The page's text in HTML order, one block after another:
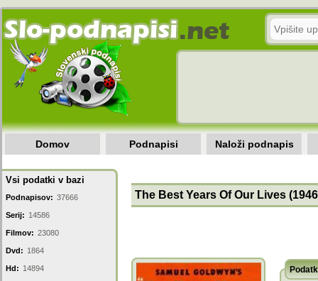
Domov Podnapisi Naloži podnapis
Vsi podatki v bazi
Podnapisov: 37666
Serij: 14586
Filmov: 23080
Dvd: 1864
Hd: 14894
The Best Years Of Our Lives